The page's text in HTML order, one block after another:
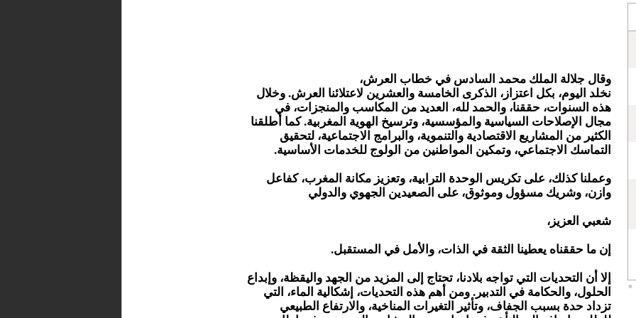
وقال جلالة الملك محمد السادس في خطاب العرش،
نخلد اليوم، بكل اعتزاز، الذكرى الخامسة والعشرين لاعتلائنا العرش. وخلال
هذه السنوات، حققنا، والحمد لله، العديد من المكاسب والمنجزات، في
مجال الإصلاحات السياسية والمؤسسية، وترسيخ الهوية المغربية. كما أطلقنا
الكثير من المشاريع الاقتصادية والتنموية، والبرامج الاجتماعية، لتحقيق
التماسك الاجتماعي، وتمكين المواطنين من الولوج للخدمات الأساسية.
وعملنا كذلك، على تكريس الوحدة الترابية، وتعزيز مكانة المغرب، كفاعل
وازن، وشريك مسؤول وموثوق، على الصعيدين الجهوي والدولي
شعبي العزيز،
إن ما حققناه يعطينا الثقة في الذات، والأمل في المستقبل.
إلا أن التحديات التي تواجه بلادنا، تحتاج إلى المزيد من الجهد واليقظة، وإبداع
الحلول، والحكامة في التدبير. ومن أهم هذه التحديات، إشكالية الماء، التي
تزداد حدة بسبب الجفاف، وتأثير التغيرات المناخية، والارتفاع الطبيعي